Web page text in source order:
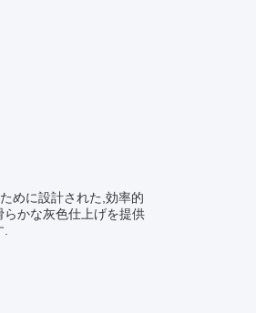
めに設計された,効率的
かな灰色仕上げを提供